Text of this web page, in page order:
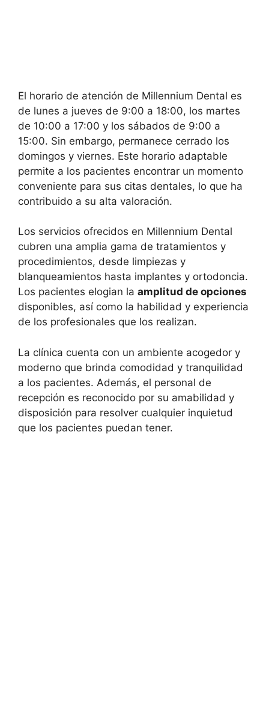
El horario de atención de Millennium Dental es
de lunes a jueves de 9:00 a 18:00, los martes
de 10:00 a 17:00 y los sábados de 9:00 a
15:00. Sin embargo, permanece cerrado los
domingos y viernes. Este horario adaptable
permite a los pacientes encontrar un momento
conveniente para sus citas dentales, lo que ha
contribuido a su alta valoración.
Los servicios ofrecidos en Millennium Dental
cubren una amplia gama de tratamientos y
procedimientos, desde limpiezas y
blanqueamientos hasta implantes y ortodoncia.
Los pacientes elogian la amplitud de opciones
disponibles, así como la habilidad y experiencia
de los profesionales que los realizan.
La clínica cuenta con un ambiente acogedor y
moderno que brinda comodidad y tranquilidad
a los pacientes. Además, el personal de
recepción es reconocido por su amabilidad y
disposición para resolver cualquier inquietud
que los pacientes puedan tener.